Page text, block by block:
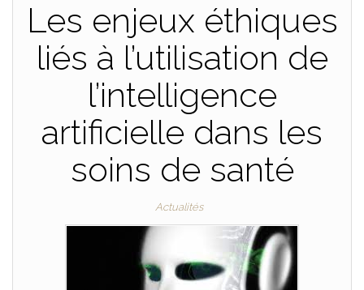
Les enjeux éthiques
liés à l’utilisation de
l’intelligence
artificielle dans les
soins de santé
Actualités